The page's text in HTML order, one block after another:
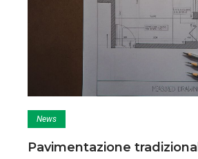
News
Pavimentazione